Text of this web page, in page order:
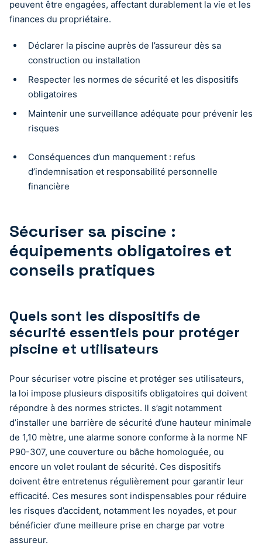
peuvent être engagées, affectant durablement la vie et les
finances du propriétaire.
Déclarer la piscine auprès de l’assureur dès sa
construction ou installation
Respecter les normes de sécurité et les dispositifs
obligatoires
Maintenir une surveillance adéquate pour prévenir les
risques
Conséquences d’un manquement : refus
d’indemnisation et responsabilité personnelle
financière
Sécuriser sa piscine :
équipements obligatoires et
conseils pratiques
Quels sont les dispositifs de
sécurité essentiels pour protéger
piscine et utilisateurs
Pour sécuriser votre piscine et protéger ses utilisateurs,
la loi impose plusieurs dispositifs obligatoires qui doivent
répondre à des normes strictes. Il s’agit notamment
d’installer une barrière de sécurité d’une hauteur minimale
de 1,10 mètre, une alarme sonore conforme à la norme NF
P90-307, une couverture ou bâche homologuée, ou
encore un volet roulant de sécurité. Ces dispositifs
doivent être entretenus régulièrement pour garantir leur
efficacité. Ces mesures sont indispensables pour réduire
les risques d’accident, notamment les noyades, et pour
bénéficier d’une meilleure prise en charge par votre
assureur.